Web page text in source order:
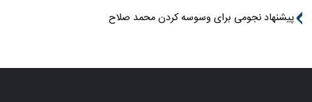
پیشنهاد نجومی برای وسوسه کردن محمد صلاح